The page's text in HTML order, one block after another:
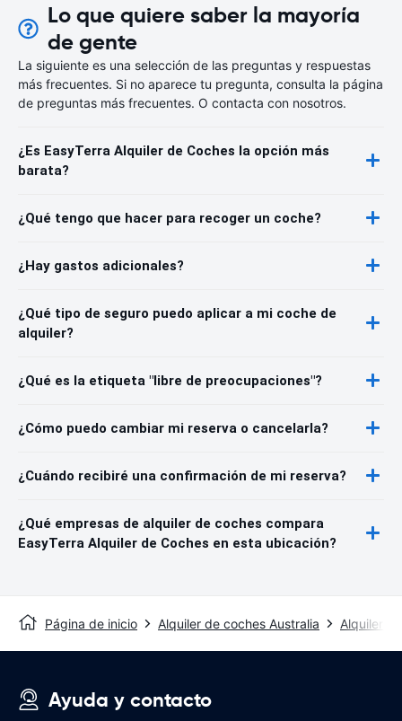
Lo que quiere saber la mayoría
de gente
La siguiente es una selección de las preguntas y respuestas
más frecuentes. Si no aparece tu pregunta, consulta la página
de preguntas más frecuentes. O contacta con nosotros.
¿Es EasyTerra Alquiler de Coches la opción más
barata?
¿Qué tengo que hacer para recoger un coche?
¿Hay gastos adicionales?
¿Qué tipo de seguro puedo aplicar a mi coche de
alquiler?
¿Qué es la etiqueta "libre de preocupaciones"?
¿Cómo puedo cambiar mi reserva o cancelarla?
¿Cuándo recibiré una confirmación de mi reserva?
¿Qué empresas de alquiler de coches compara
EasyTerra Alquiler de Coches en esta ubicación?
Página de inicio Alquiler de coches Australia Alquiler
Ayuda y contacto